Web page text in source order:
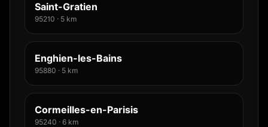
Saint-Gratien
95210 · 5 km
Enghien-les-Bains
95880 · 5 km
Cormeilles-en-Parisis
95240 · 6 km